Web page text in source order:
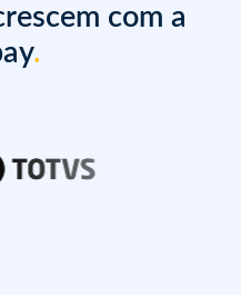
com a
.